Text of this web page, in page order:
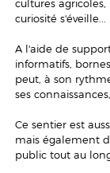
cultures agricoles,
curiosité s'éveille...
A l'aide de
informatifs,
peut, à son
ses
Ce sentier est
mais également
public tout au